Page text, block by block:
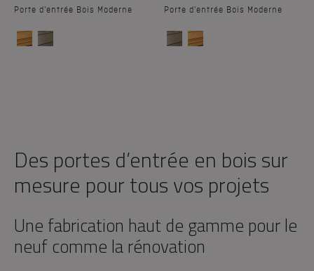
Porte d'entrée Bois Moderne Porte d'entrée Bois Moderne
Des portes d’entrée en bois sur
mesure pour tous vos projets
Une fabrication haut de gamme pour le
neuf comme la rénovation